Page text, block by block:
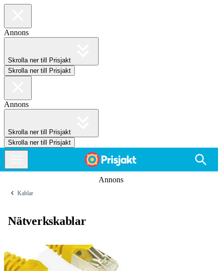
Annons
Skrolla ner till Prisjakt
Skrolla ner till Prisjakt
Annons
Skrolla ner till Prisjakt
Skrolla ner till Prisjakt
Annons
Kablar
Nätverkskablar